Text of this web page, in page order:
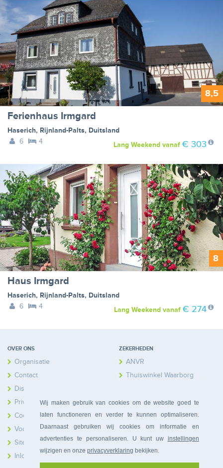
Wij maken gebruik van cookies om de website goed te
laten functioneren en verder te kunnen optimaliseren.
Daarnaast gebruiken wij cookies om informatie en
advertenties te personaliseren. U kunt uw instellingen
wijzigen en onze privacyverklaring bekijken.
8,5
Ferienhaus Irmgard
Haserich, Rijnland-Palts, Duitsland
6
4 Lang Weekendvanaf € 303
8
Haus Irmgard
Haserich, Rijnland-Palts, Duitsland
6
4 Lang Weekendvanaf € 274
OVER ONS
Organisatie
Contact
Disclaimer
Privacy
Cookies
Voorwaarden
Sitemap
Inloggen Huiseigenaren
ZEKERHEDEN
ANVR
Thuiswinkel Waarborg